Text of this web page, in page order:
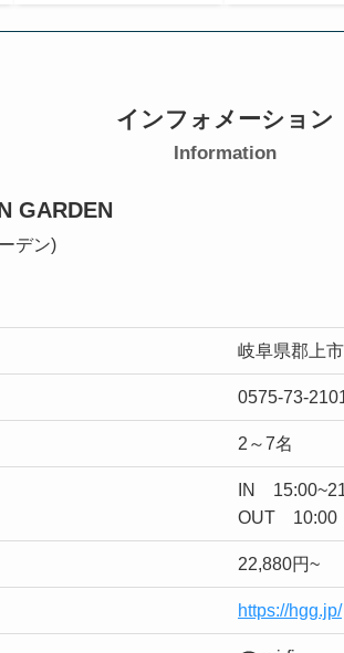
インフォメーション
Information
GARDEN
デン)
岐阜県郡上
0575-73-
2～7名
IN
OUT 10:00
22,880円~
https://hgg.jp/